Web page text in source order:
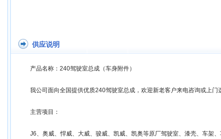
供应说明
产品名称：240驾驶室总成（车身附件）
我公司面向全国提供优质240驾驶室总成，欢迎新老客户来电咨询或上门
主营项目：
J6、奥威、悍威、大威、骏威、凯威、凯奥等原厂驾驶室、漆壳、车架